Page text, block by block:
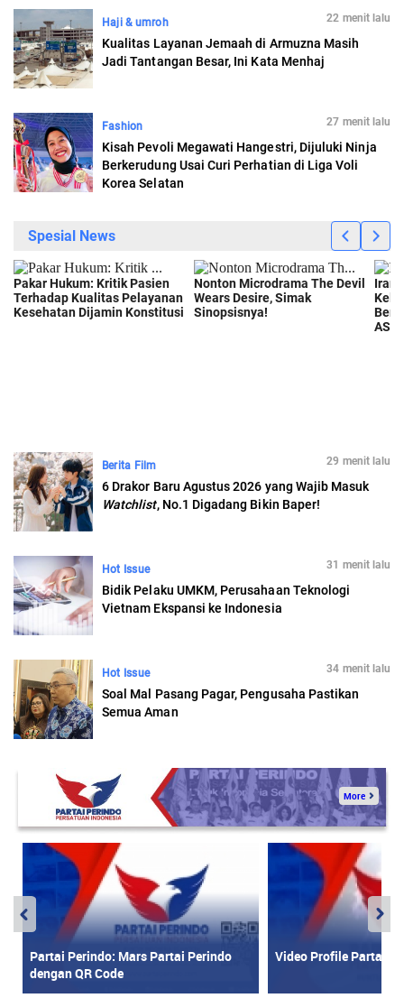
Haji & umroh 22 menit lalu
Kualitas Layanan Jemaah di Armuzna Masih
Jadi Tantangan Besar, Ini Kata Menhaj
Fashion 27 menit lalu
Kisah Pevoli Megawati Hangestri, Dijuluki Ninja
Berkerudung Usai Curi Perhatian di Liga Voli
Korea Selatan
Berita Film 29 menit lalu
6 Drakor Baru Agustus 2026 yang Wajib Masuk
Watchlist, No.1 Digadang Bikin Baper!
Hot Issue 31 menit lalu
Bidik Pelaku UMKM, Perusahaan Teknologi
Vietnam Ekspansi ke Indonesia
Hot Issue 34 menit lalu
Soal Mal Pasang Pagar, Pengusaha Pastikan
Semua Aman